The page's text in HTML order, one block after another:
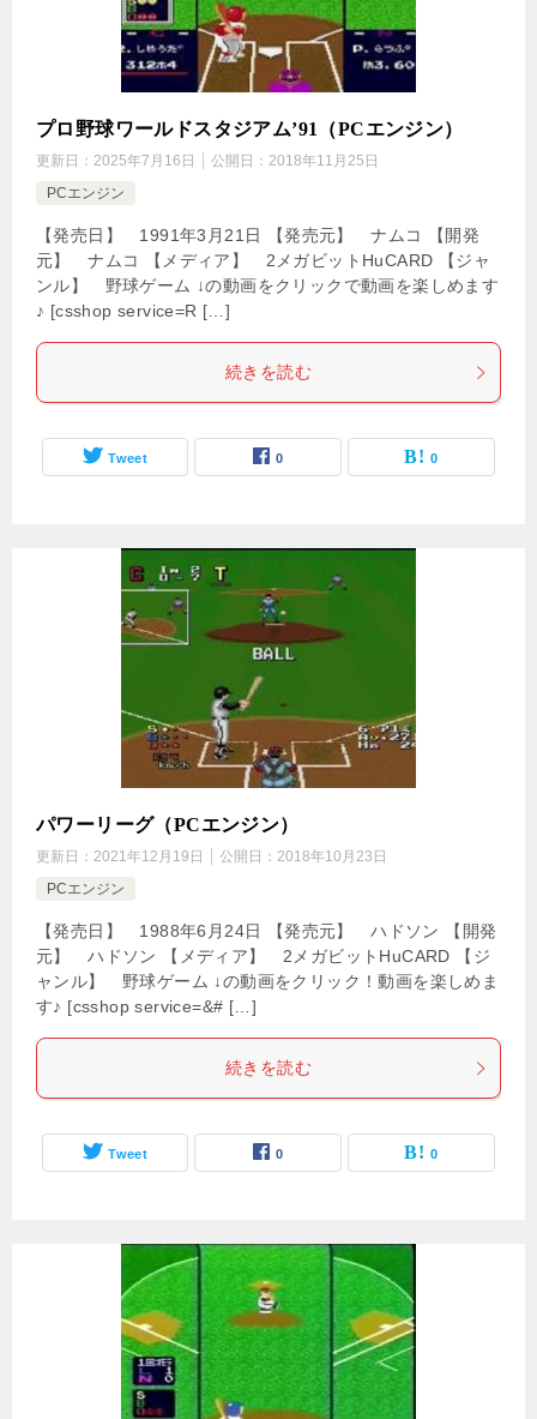
プロ野球ワールドスタジアム’91（PCエンジン）
更新日： 2025年7月16日 公開日： 2018年11月25日
PCエンジン
【発売日】 1991年3月21日 【発売元】 ナムコ 【開発
元】 ナムコ 【メディア】 2メガビットHuCARD 【ジャ
ンル】 野球ゲーム ↓の動画をクリックで動画を楽しめます
♪ [csshop service=R […]
続きを読む
Tweet 0 0
パワーリーグ（PCエンジン）
更新日： 2021年12月19日 公開日： 2018年10月23日
PCエンジン
【発売日】 1988年6月24日 【発売元】 ハドソン 【開発
元】 ハドソン 【メディア】 2メガビットHuCARD 【ジ
ャンル】 野球ゲーム ↓の動画をクリック！動画を楽しめま
す♪ [csshop service=&# […]
続きを読む
Tweet 0 0